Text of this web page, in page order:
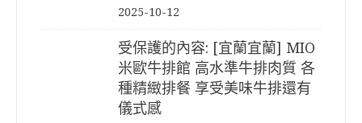
2025-10-12
受保護的內容: [宜蘭宜蘭] MIO
米歐牛排館 高水準牛排肉質 各
種精緻排餐 享受美味牛排還有
儀式感